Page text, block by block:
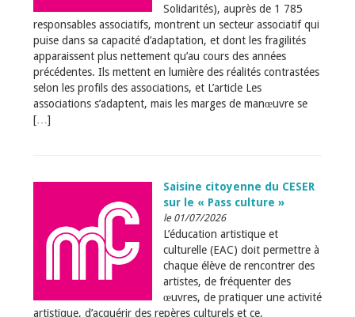
Solidarités), auprès de 1 785
responsables associatifs, montrent un secteur associatif qui
puise dans sa capacité d’adaptation, et dont les fragilités
apparaissent plus nettement qu’au cours des années
précédentes. Ils mettent en lumière des réalités contrastées
selon les profils des associations, et L’article Les
associations s’adaptent, mais les marges de manœuvre se
[…]
Saisine citoyenne du CESER
sur le « Pass culture »
le 01/07/2026
L’éducation artistique et
culturelle (EAC) doit permettre à
chaque élève de rencontrer des
artistes, de fréquenter des
œuvres, de pratiquer une activité
artistique, d’acquérir des repères culturels et ce,